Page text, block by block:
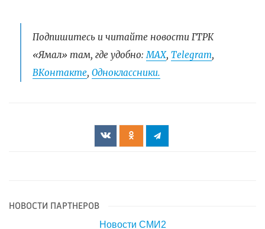
Подпишитесь и читайте новости ГТРК
«Ямал» там, где удобно: МАХ, Telegram,
ВКонтакте, Одноклассники.
НОВОСТИ ПАРТНЕРОВ
Новости СМИ2